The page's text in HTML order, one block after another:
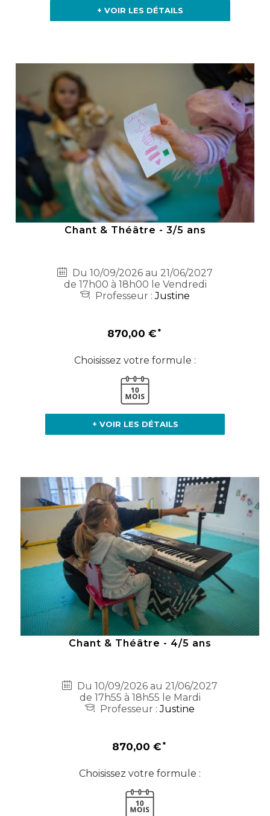
+ VOIR LES DÉTAILS
Chant & Théâtre - 3/5 ans
Du 10/09/2026 au 21/06/2027
de 17h00 à 18h00 le Vendredi
Professeur :Justine
870,00 €
Choisissez votre formule :
+ VOIR LES DÉTAILS
Chant & Théâtre - 4/5 ans
Du 10/09/2026 au 21/06/2027
de 17h55 à 18h55 le Mardi
Professeur :Justine
870,00 €
Choisissez votre formule :